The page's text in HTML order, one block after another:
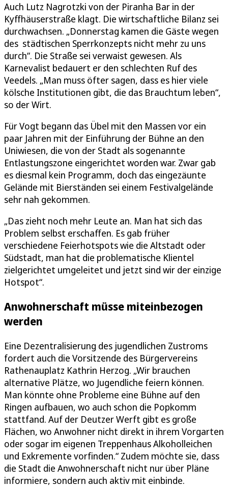
Auch Lutz Nagrotzki von der Piranha Bar in der
Kyffhäuserstraße klagt. Die wirtschaftliche Bilanz sei
durchwachsen. „Donnerstag kamen die Gäste wegen
des städtischen Sperrkonzepts nicht mehr zu uns
durch“. Die Straße sei verwaist gewesen. Als
Karnevalist bedauert er den schlechten Ruf des
Veedels. „Man muss öfter sagen, dass es hier viele
kölsche Institutionen gibt, die das Brauchtum leben“,
so der Wirt.
Für Vogt begann das Übel mit den Massen vor ein
paar Jahren mit der Einführung der Bühne an den
Uniwiesen, die von der Stadt als sogenannte
Entlastungszone eingerichtet worden war. Zwar gab
es diesmal kein Programm, doch das eingezäunte
Gelände mit Bierständen sei einem Festivalgelände
sehr nah gekommen.
„Das zieht noch mehr Leute an. Man hat sich das
Problem selbst erschaffen. Es gab früher
verschiedene Feierhotspots wie die Altstadt oder
Südstadt, man hat die problematische Klientel
zielgerichtet umgeleitet und jetzt sind wir der einzige
Hotspot“.
Anwohnerschaft müsse miteinbezogen
werden
Eine Dezentralisierung des jugendlichen Zustroms
fordert auch die Vorsitzende des Bürgervereins
Rathenauplatz Kathrin Herzog. „Wir brauchen
alternative Plätze, wo Jugendliche feiern können.
Man könnte ohne Probleme eine Bühne auf den
Ringen aufbauen, wo auch schon die Popkomm
stattfand. Auf der Deutzer Werft gibt es große
Flächen, wo Anwohner nicht direkt in ihrem Vorgarten
oder sogar im eigenen Treppenhaus Alkoholleichen
und Exkremente vorfinden.“ Zudem möchte sie, dass
die Stadt die Anwohnerschaft nicht nur über Pläne
informiere, sondern auch aktiv mit einbinde.